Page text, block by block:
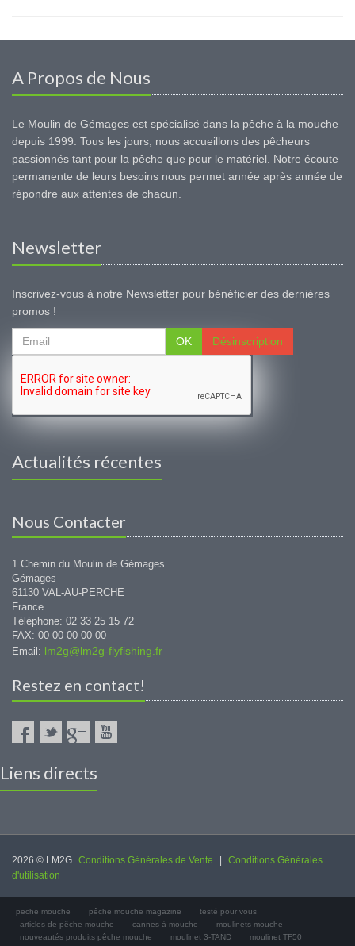
A Propos de Nous
Le Moulin de Gémages est spécialisé dans la pêche à la mouche
depuis 1999. Tous les jours, nous accueillons des pêcheurs
passionnés tant pour la pêche que pour le matériel. Notre écoute
permanente de leurs besoins nous permet année après année de
répondre aux attentes de chacun.
Newsletter
Inscrivez-vous à notre Newsletter pour bénéficier des dernières
promos !
OK Désinscription
Actualités récentes
Nous Contacter
1 Chemin du Moulin de Gémages
Gémages
61130 VAL-AU-PERCHE
France
Téléphone: 02 33 25 15 72
FAX: 00 00 00 00 00
Email: lm2g@lm2g-flyfishing.fr
Restez en contact!
Liens directs
2026 © LM2G Conditions Générales de Vente
Conditions Générales
d'utilisation
peche mouche pêche mouche magazine
testé pour vous
articles de pêche mouche
cannes à mouche
moulinets mouche
nouveautés produits pêche mouche
moulinet 3-TAND
moulinet TF50